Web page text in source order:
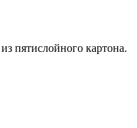
пятислойного картона.